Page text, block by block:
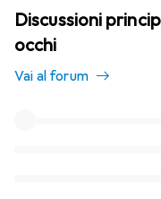
Discussioni
occhi
Vai al forum